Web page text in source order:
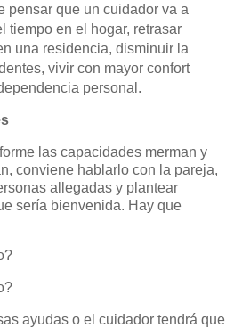
pensar que un cuidador va a
tiempo en el hogar, retrasar
una residencia, disminuir la
vivir con mayor confort
personal.
las capacidades merman y
conviene hablarlo con la pareja,
allegadas y plantear
sería bienvenida. Hay que
ayudas o el cuidador tendrá que